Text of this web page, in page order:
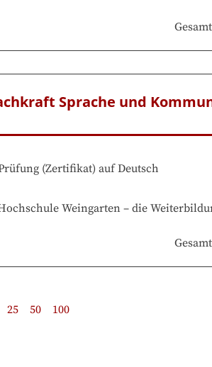
Sprache und
(Zertifikat) auf Deutsch
Weingarten – die
25 50 100